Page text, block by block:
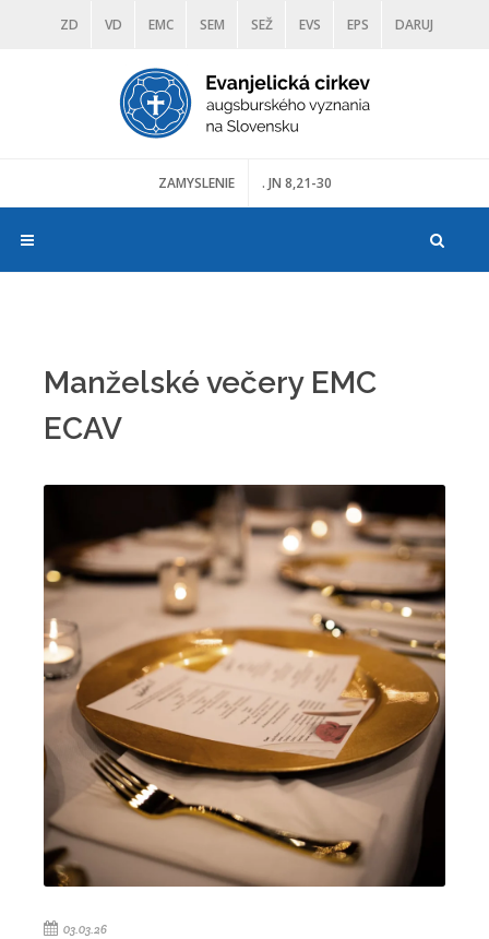
ZD VD EMC SEM SEŽ EVS EPS DARUJ
DIAKONIA ŠKOLY TRANOSCIUS
ZAMYSLENIE . JN 8,21-30
Manželské večery EMC
ECAV
03.03.26